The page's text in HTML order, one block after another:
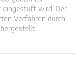
eingestuft wird. Der
Verfahren durch